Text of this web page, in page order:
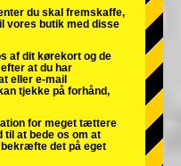
du skal fremskaffe,
vores butik med disse
af dit kørekort og de
at du har
eller e-mail
tjekke på forhånd,
for meget tættere
til at bede os om at
det på eget